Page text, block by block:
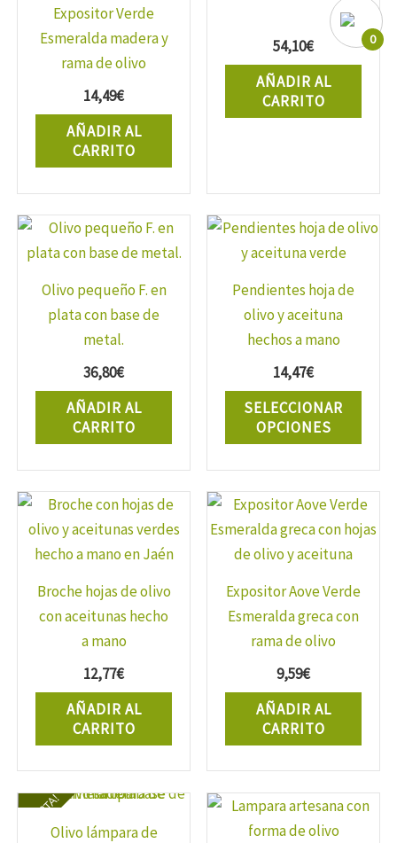
Expositor Verde
Esmeralda madera y
rama de olivo
14,49€
AÑADIR AL
CARRITO
54,10€
AÑADIR AL
CARRITO
Olivo pequeño F. en
plata con base de
metal.
36,80€
AÑADIR AL
CARRITO
Pendientes hoja de
olivo y aceituna
hechos a mano
14,47€
SELECCIONAR
OPCIONES
Este
tiene
Las
Broche hojas de olivo
con aceitunas hecho
a mano
12,77€
AÑADIR AL
CARRITO
Expositor Aove Verde
Esmeralda greca con
rama de olivo
9,59€
AÑADIR AL
CARRITO
¡OFERTA!Olivo lámpara de
0